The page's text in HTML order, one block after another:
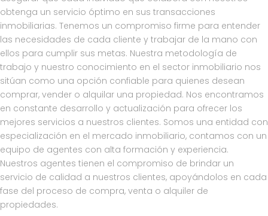
obtenga un servicio óptimo en sus transacciones
inmobiliarias. Tenemos un compromiso firme para entender
las necesidades de cada cliente y trabajar de la mano con
ellos para cumplir sus metas. Nuestra metodología de
trabajo y nuestro conocimiento en el sector inmobiliario nos
sitúan como una opción confiable para quienes desean
comprar, vender o alquilar una propiedad. Nos encontramos
en constante desarrollo y actualización para ofrecer los
mejores servicios a nuestros clientes. Somos una entidad con
especialización en el mercado inmobiliario, contamos con un
equipo de agentes con alta formación y experiencia.
Nuestros agentes tienen el compromiso de brindar un
servicio de calidad a nuestros clientes, apoyándolos en cada
fase del proceso de compra, venta o alquiler de
propiedades.